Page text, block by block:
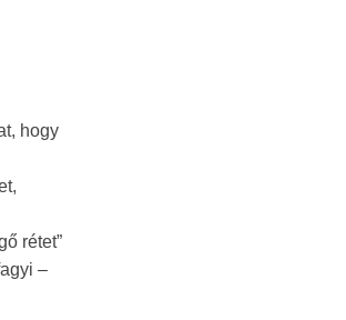
hogy
rétet”
–